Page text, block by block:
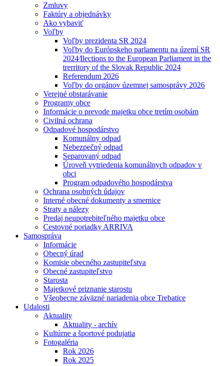
Zmluvy
Faktúry a objednávky
Ako vybaviť
Voľby
Voľby prezidenta SR 2024
Voľby do Európskeho parlamentu na území SR
2024⁄Ilections to the European Parliament in the
trerritory of the Slovak Republic 2024
Referendum 2026
Voľby do orgánov územnej samosprávy 2026
Verejné obstarávanie
Programy obce
Informácie o prevode majetku obce tretím osobám
Civilná ochrana
Odpadové hospodárstvo
Komunálny odpad
Nebezpečný odpad
Separovaný odpad
Úroveň vytriedenia komunálnych odpadov v
obci
Program odpadového hospodárstva
Ochrana osobných údajov
Interné obecné dokumenty a smernice
Straty a nálezy
Predaj neupotrebiteľného majetku obce
Cestovné poriadky ARRIVA
Samospráva
Informácie
Obecný úrad
Komisie obecného zastupiteľstva
Obecné zastupiteľstvo
Starosta
Majetkové priznanie starostu
Všeobecne záväzné nariadenia obce Trebatice
Udalosti
Aktuality
Aktuality - archív
Kultúrne a športové podujatia
Fotogaléria
Rok 2026
Rok 2025